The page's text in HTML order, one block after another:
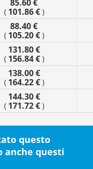
85.60 €
( 101.86 €)
88.40 €
( 105.20 €)
131.80 €
( 156.84 €)
138.00 €
( 164.22 €)
144.30 €
( 171.72 €)
questo
anche questi